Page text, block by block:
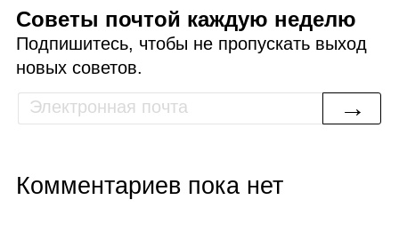
Советы почтой каждую неделю
Подпишитесь, чтобы не пропускать выход
новых советов.
→
Комментариев пока нет